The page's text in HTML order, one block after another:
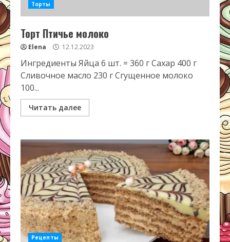
Торты
Торт Птичье молоко
Elena 12.12.2023
Ингредиенты Яйца 6 шт. = 360 г Сахар 400 г
Сливочное масло 230 г Сгущенное молоко
100...
Читать далее
Рецепты